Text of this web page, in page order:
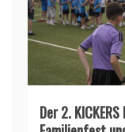
Der 2.